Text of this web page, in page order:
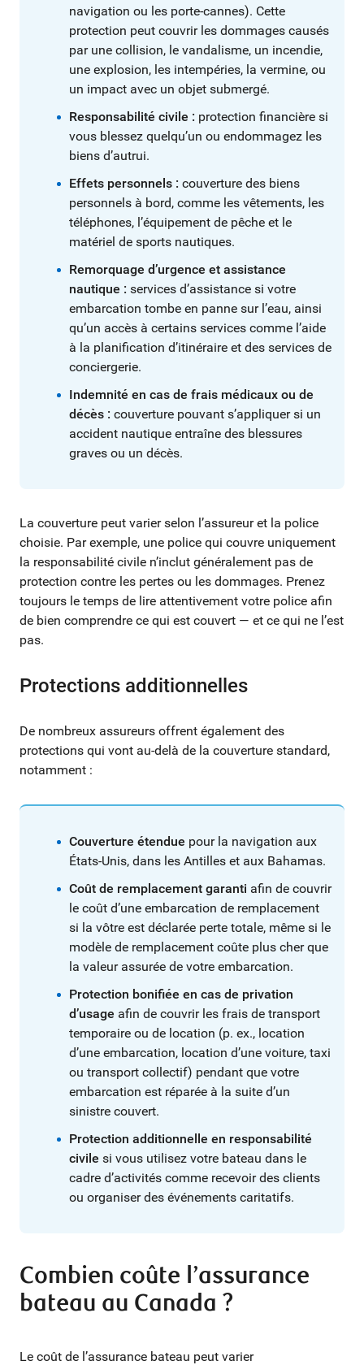
navigation ou les porte-cannes). Cette
protection peut couvrir les dommages causés
par une collision, le vandalisme, un incendie,
une explosion, les intempéries, la vermine, ou
un impact avec un objet submergé.
Responsabilité civile : protection financière si
vous blessez quelqu’un ou endommagez les
biens d’autrui.
Effets personnels : couverture des biens
personnels à bord, comme les vêtements, les
téléphones, l’équipement de pêche et le
matériel de sports nautiques.
Remorquage d’urgence et assistance
nautique : services d’assistance si votre
embarcation tombe en panne sur l’eau, ainsi
qu’un accès à certains services comme l’aide
à la planification d’itinéraire et des services de
conciergerie.
Indemnité en cas de frais médicaux ou de
décès : couverture pouvant s’appliquer si un
accident nautique entraîne des blessures
graves ou un décès.
La couverture peut varier selon l’assureur et la police
choisie. Par exemple, une police qui couvre uniquement
la responsabilité civile n’inclut généralement pas de
protection contre les pertes ou les dommages. Prenez
toujours le temps de lire attentivement votre police afin
de bien comprendre ce qui est couvert — et ce qui ne l’est
pas.
Protections additionnelles
De nombreux assureurs offrent également des
protections qui vont au-delà de la couverture standard,
notamment :
Couverture étendue pour la navigation aux
États-Unis, dans les Antilles et aux Bahamas.
Coût de remplacement garanti afin de couvrir
le coût d’une embarcation de remplacement
si la vôtre est déclarée perte totale, même si le
modèle de remplacement coûte plus cher que
la valeur assurée de votre embarcation.
Protection bonifiée en cas de privation
d’usage afin de couvrir les frais de transport
temporaire ou de location (p. ex., location
d’une embarcation, location d’une voiture, taxi
ou transport collectif) pendant que votre
embarcation est réparée à la suite d’un
sinistre couvert.
Protection additionnelle en responsabilité
civile si vous utilisez votre bateau dans le
cadre d’activités comme recevoir des clients
ou organiser des événements caritatifs.
Combien coûte l’assurance
bateau au Canada ?
Le coût de l’assurance bateau peut varier